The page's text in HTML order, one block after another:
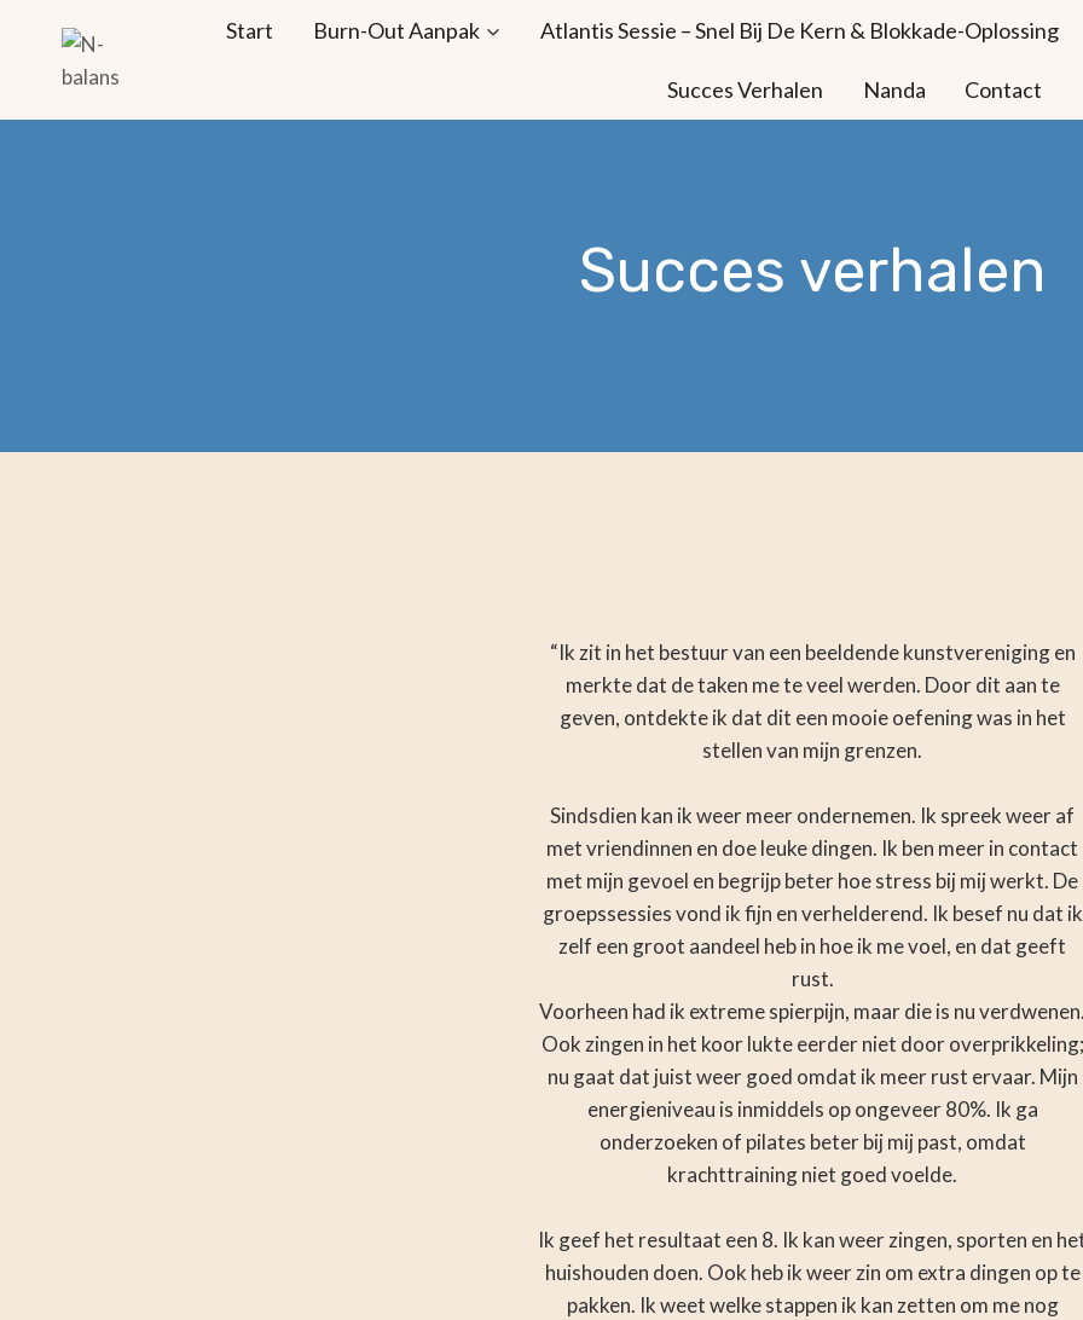
Start Burn-Out Aanpak Atlantis Sessie – Snel Bij De Kern & Blokkade-Oplossing
Succes Verhalen Nanda Contact
Succes verhalen
“Ik zit in het bestuur van een beeldende kunstvereniging en
merkte dat de taken me te veel werden. Door dit aan te
geven, ontdekte ik dat dit een mooie oefening was in het
stellen van mijn grenzen.
Sindsdien kan ik weer meer ondernemen. Ik spreek weer af
met vriendinnen en doe leuke dingen. Ik ben meer in contact
met mijn gevoel en begrijp beter hoe stress bij mij werkt. De
groepssessies vond ik fijn en verhelderend. Ik besef nu dat ik
zelf een groot aandeel heb in hoe ik me voel, en dat geeft
rust.
Voorheen had ik extreme spierpijn, maar die is nu
Ook zingen in het koor lukte eerder niet door overprikkeling;
nu gaat dat juist weer goed omdat ik meer rust ervaar. Mijn
energieniveau is inmiddels op ongeveer 80%. Ik ga
onderzoeken of pilates beter bij mij past, omdat
krachttraining niet goed voelde.
Ik geef het resultaat een 8. Ik kan weer zingen, sporten en
huishouden doen. Ook heb ik weer zin om extra dingen op te
pakken. Ik weet welke stappen ik kan zetten om me nog